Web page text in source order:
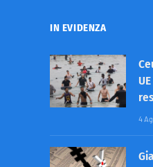
IN EVIDENZA
4